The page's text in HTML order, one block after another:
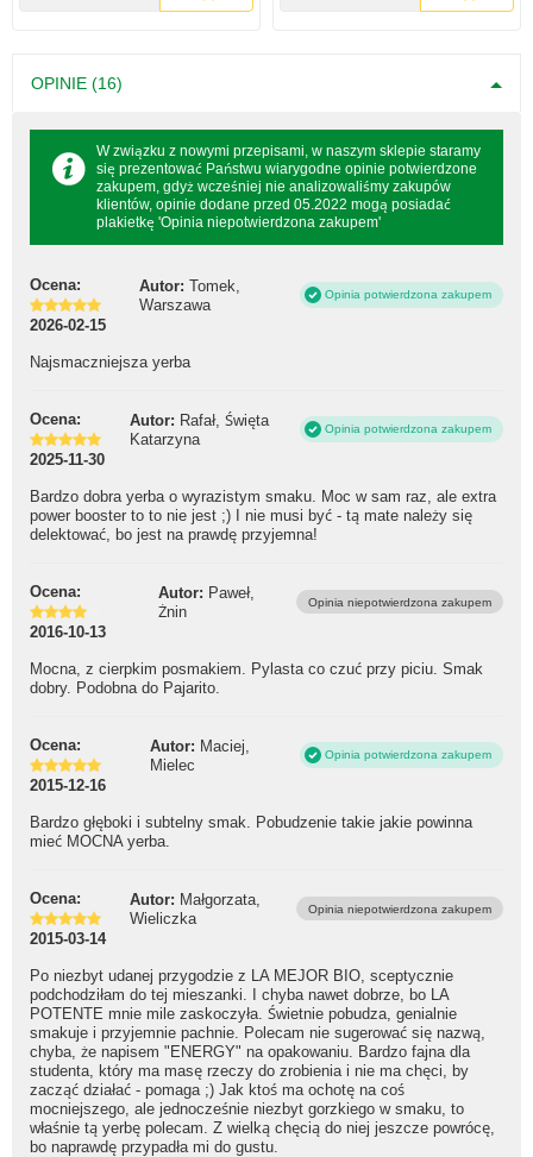
OPINIE (16)
W związku z nowymi przepisami, w naszym sklepie staramy
się prezentować Państwu wiarygodne opinie potwierdzone
zakupem, gdyż wcześniej nie analizowaliśmy zakupów
klientów, opinie dodane przed 05.2022 mogą posiadać
plakietkę 'Opinia niepotwierdzona zakupem'
Ocena: Autor: Tomek,
Warszawa
Opinia potwierdzona zakupem
2026-02-15
Najsmaczniejsza yerba
Ocena: Autor: Rafał, Święta
Katarzyna
Opinia potwierdzona zakupem
2025-11-30
Bardzo dobra yerba o wyrazistym smaku. Moc w sam raz, ale extra
power booster to to nie jest ;) I nie musi być - tą mate należy się
delektować, bo jest na prawdę przyjemna!
Ocena: Autor: Paweł,
Żnin
Opinia niepotwierdzona zakupem
2016-10-13
Mocna, z cierpkim posmakiem. Pylasta co czuć przy piciu. Smak
dobry. Podobna do Pajarito.
Ocena: Autor: Maciej,
Mielec
Opinia potwierdzona zakupem
2015-12-16
Bardzo głęboki i subtelny smak. Pobudzenie takie jakie powinna
mieć MOCNA yerba.
Ocena: Autor: Małgorzata,
Wieliczka
Opinia niepotwierdzona zakupem
2015-03-14
Po niezbyt udanej przygodzie z LA MEJOR BIO, sceptycznie
podchodziłam do tej mieszanki. I chyba nawet dobrze, bo LA
POTENTE mnie mile zaskoczyła. Świetnie pobudza, genialnie
smakuje i przyjemnie pachnie. Polecam nie sugerować się nazwą,
chyba, że napisem "ENERGY" na opakowaniu. Bardzo fajna dla
studenta, który ma masę rzeczy do zrobienia i nie ma chęci, by
zacząć działać - pomaga ;) Jak ktoś ma ochotę na coś
mocniejszego, ale jednocześnie niezbyt gorzkiego w smaku, to
właśnie tą yerbę polecam. Z wielką chęcią do niej jeszcze powrócę,
bo naprawdę przypadła mi do gustu.